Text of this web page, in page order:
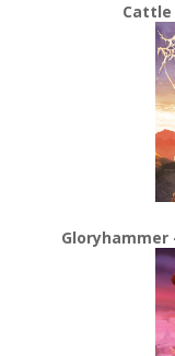
Gloryhammer